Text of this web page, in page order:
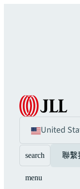
United
search 聯繫
menu